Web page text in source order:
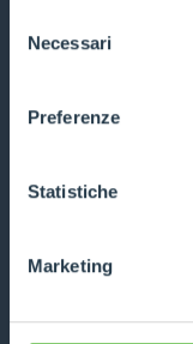
ogni pagina,
dell'informativa
pagina. Per
GDPR abbiamo
delNecessari
Preferenze
Statistiche
Marketing